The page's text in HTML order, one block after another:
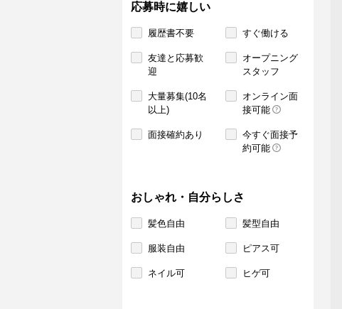
応募時に嬉しい
履歴書不要 すぐ働ける
友達と応募歓
迎
オープニング
スタッフ
大量募集(10名
以上)
オンライン面
接可能
面接確約あり
今すぐ面接予
約可能
おしゃれ・自分らしさ
髪色自由 髪型自由
服装自由 ピアス可
ネイル可 ヒゲ可